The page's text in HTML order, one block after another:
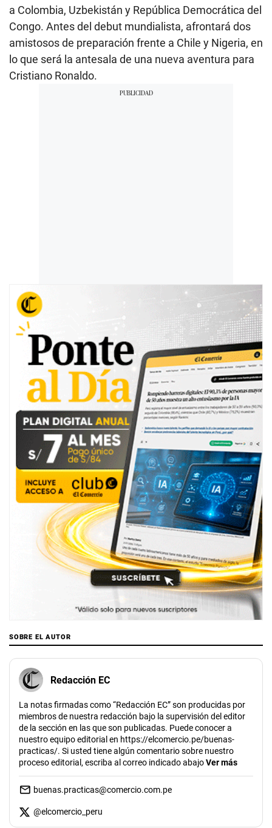
a Colombia, Uzbekistán y República Democrática del
Congo. Antes del debut mundialista, afrontará dos
amistosos de preparación frente a Chile y Nigeria, en
lo que será la antesala de una nueva aventura para
Cristiano Ronaldo.
SOBRE EL AUTOR
Redacción EC
La notas firmadas como “Redacción EC” son producidas por
miembros de nuestra redacción bajo la supervisión del editor
de la sección en las que son publicadas. Puede conocer a
nuestro equipo editorial en https://elcomercio.pe/buenas-
practicas/. Si usted tiene algún comentario sobre nuestro
proceso editorial, escriba al correo indicado abajoVer más
buenas.practicas@comercio.com.pe
@elcomercio_peru